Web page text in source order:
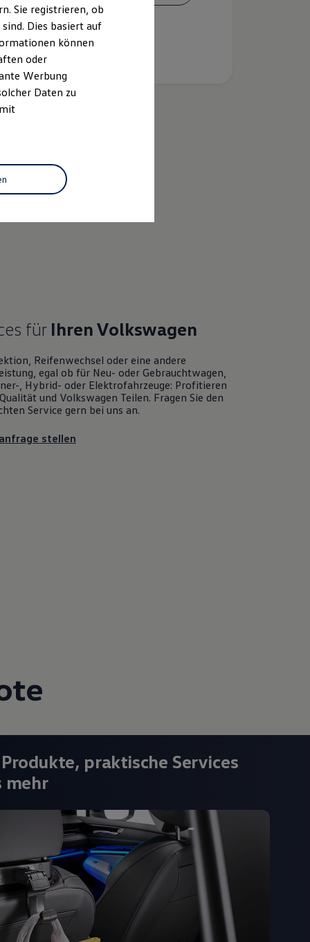
für IhrenVolkswagen
Reifenwechsel oder eine andere
egal ob für Neu- oder Gebrauchtwagen
, Hybrid- oder Elektrofahrzeuge: Profitieren
und Volkswagen Teilen. Fragen Sie den
Service gern bei uns an.
stellen
praktische Services
mehr
Sie registrieren, ob
Dies basiert auf
können
oder
Werbung
Daten zu